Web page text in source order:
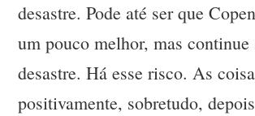
desastre. Pode até ser que
um pouco melhor, mas continue
desastre. Há esse risco. As
positivamente, sobretudo,